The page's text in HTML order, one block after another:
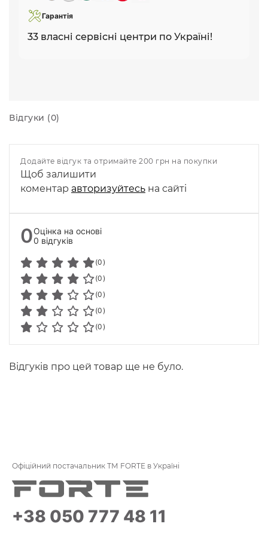
Гарантія
33 власні сервісні центри по Україні!
Відгуки (0)
Додайте відгук та отримайте 200 грн на покупки
Щоб залишити
коментар авторизуйтесь на сайті
0Оцінка на основі
0 відгуків
(0)
(0)
(0)
(0)
(0)
Відгуків про цей товар ще не було.
Офіційний постачальник ТМ FORTE в Україні
+38 050 777 48 11